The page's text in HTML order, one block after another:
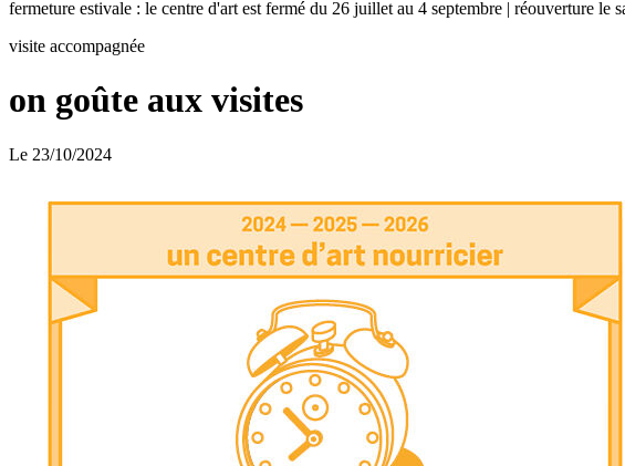
fermeture estivale : le centre d'art est fermé du 26 juillet au 4 septembre | réouverture le
visite accompagnée
on goûte aux visites
Le 23/10/2024